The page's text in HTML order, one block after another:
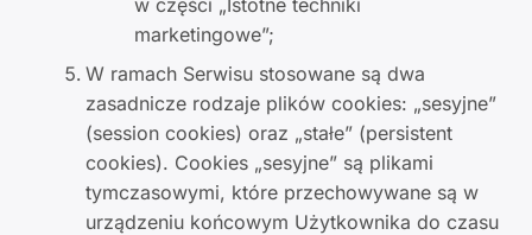
w części „Istotne techniki
marketingowe”;
W ramach Serwisu stosowane są dwa
zasadnicze rodzaje plików cookies: „sesyjne”
(session cookies) oraz „stałe” (persistent
cookies). Cookies „sesyjne” są plikami
tymczasowymi, które przechowywane są w
urządzeniu końcowym Użytkownika do czasu